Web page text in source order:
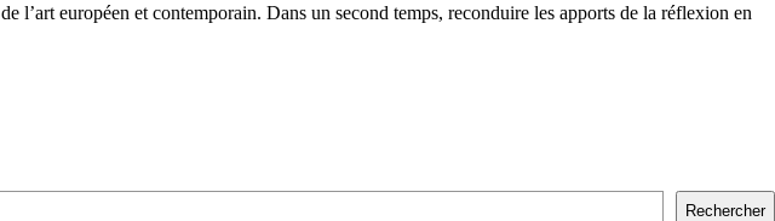
l’art européen et contemporain. Dans un second temps, reconduire les apports de la réflexion en
Rechercher